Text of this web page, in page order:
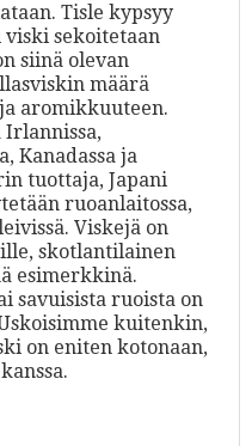
Tisle kypsyy
sekoitetaan
siinä olevan
määrä
aromikkuuteen.
Irlannissa,
Kanadassa ja
tuottaja, Japani
ruoanlaitossa,
Viskejä on
skotlantilainen
esimerkkinä.
savuisista ruoista on
kuitenkin,
on eniten kotonaan,